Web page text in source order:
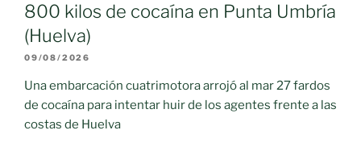
800 kilos de cocaína en Punta Umbría
(Huelva)
09/08/2026
Una embarcación cuatrimotora arrojó al mar 27 fardos
de cocaína para intentar huir de los agentes frente a las
costas de Huelva